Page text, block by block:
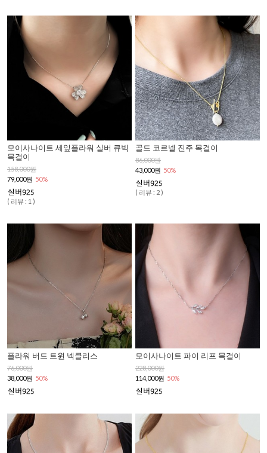
모이사나이트 세잎플라워 실버 큐빅
목걸이
158,000원
79,000원 50%
( 리뷰 : 1 )
골드 코르넬 진주 목걸이
86,000원
43,000원 50%
( 리뷰 : 2 )
플라워 버드 트윈 넥클리스
76,000원
38,000원 50%
모이사나이트 파이 리프 목걸이
228,000원
114,000원 50%